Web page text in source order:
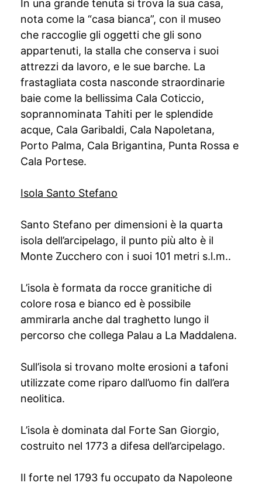
In una grande tenuta si trova la sua casa,
nota come la “casa bianca”, con il museo
che raccoglie gli oggetti che gli sono
appartenuti, la stalla che conserva i suoi
attrezzi da lavoro, e le sue barche. La
frastagliata costa nasconde straordinarie
baie come la bellissima Cala Coticcio,
soprannominata Tahiti per le splendide
acque, Cala Garibaldi, Cala Napoletana,
Porto Palma, Cala Brigantina, Punta Rossa e
Cala Portese.
Isola Santo Stefano
Santo Stefano per dimensioni è la quarta
isola dell’arcipelago, il punto più alto è il
Monte Zucchero con i suoi 101 metri s.l.m..
L’isola è formata da rocce granitiche di
colore rosa e bianco ed è possibile
ammirarla anche dal traghetto lungo il
percorso che collega Palau a La Maddalena.
Sull’isola si trovano molte erosioni a tafoni
utilizzate come riparo dall’uomo fin dall’era
neolitica.
L’isola è dominata dal Forte San Giorgio,
costruito nel 1773 a difesa dell’arcipelago.
Il forte nel 1793 fu occupato da Napoleone